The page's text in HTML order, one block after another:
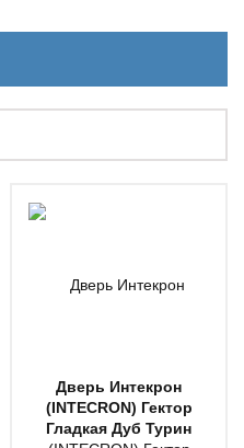
Дверь Интекрон
(INTECRON) Гектор
Гладкая Дуб Турин